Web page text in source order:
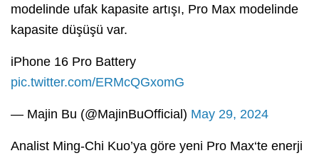
modelinde ufak kapasite artışı, Pro Max modelinde
kapasite düşüşü var.
iPhone 16 Pro Battery
pic.twitter.com/ERMcQGxomG
— Majin Bu (@MajinBuOfficial) May 29, 2024
Analist Ming-Chi Kuo’ya göre yeni Pro Max‘te enerji